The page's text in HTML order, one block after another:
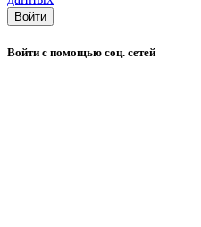
Войти
Войти с помощью соц. сетей